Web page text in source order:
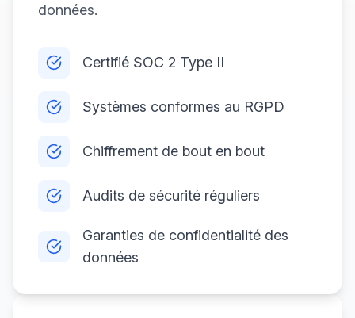
données.
Certifié SOC 2 Type II
Systèmes conformes au RGPD
Chiffrement de bout en bout
Audits de sécurité réguliers
Garanties de confidentialité des
données